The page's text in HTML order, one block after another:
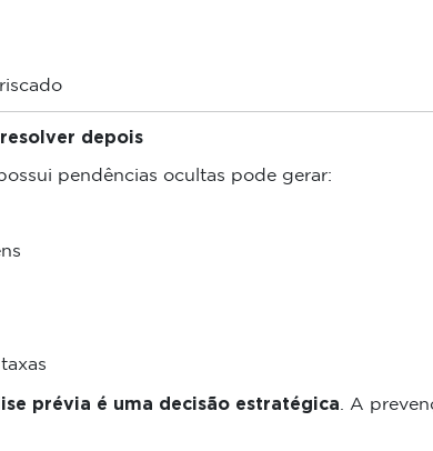
depois
pendências ocultas pode gerar:
prévia é uma decisão estratégica . A